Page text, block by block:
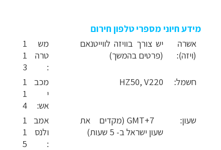
מידע חיוני מספרי טלפון חירום
אשרה
(ויזה):
יש צורך בוויזה לווייטנאם
(פרטים בהמשך)
מש
טרה
:
1
1
3
חשמל:
HZ50, V220
מכב
י
אש:
1
1
4
שעון:
GMT+7 (מקדים את
שעון ישראל ב- 5 שעות)
אמב
ולנס
:
1
1
5